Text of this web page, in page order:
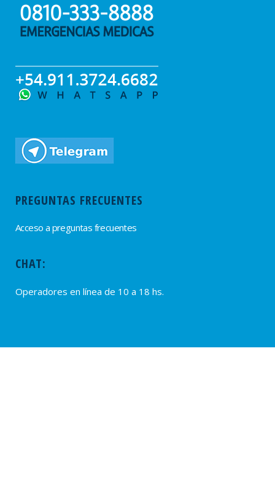
PREGUNTAS FRECUENTES
Acceso a preguntas frecuentes
CHAT:
Operadores en línea de 10 a 18 hs.
PROVEEDORES